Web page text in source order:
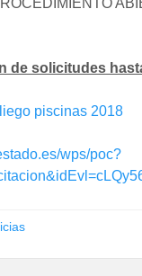
de solicitudes
piscinas 2018
wps/poc?